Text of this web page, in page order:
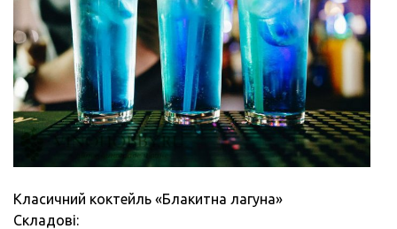
Класичний коктейль «Блакитна лагуна»
Складові: